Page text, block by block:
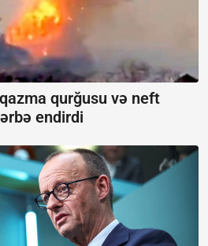
qurğusu və neft
endirdi